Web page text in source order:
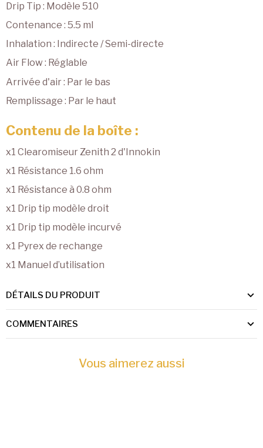
Drip Tip : Modèle 510
Contenance : 5.5 ml
Inhalation : Indirecte / Semi-directe
Air Flow : Réglable
Arrivée d'air : Par le bas
Remplissage : Par le haut
Contenu de la boîte :
x1 Clearomiseur Zenith 2 d'Innokin
x1 Résistance 1.6 ohm
x1 Résistance à 0.8 ohm
x1 Drip tip modèle droit
x1 Drip tip modèle incurvé
x1 Pyrex de rechange
x1 Manuel d’utilisation
DÉTAILS DU PRODUIT
COMMENTAIRES
Vous aimerez aussi